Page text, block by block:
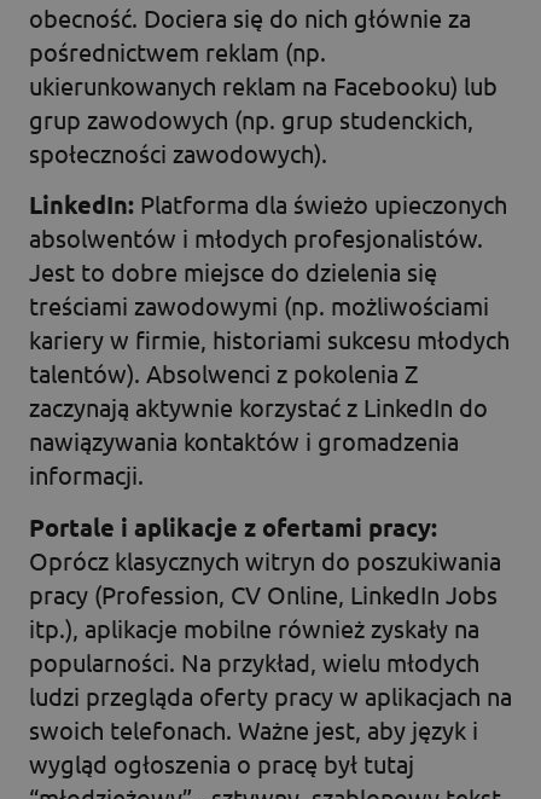
obecność. Dociera się do nich głównie za
pośrednictwem reklam (np.
ukierunkowanych reklam na Facebooku) lub
grup zawodowych (np. grup studenckich,
społeczności zawodowych).
LinkedIn: Platforma dla świeżo upieczonych
absolwentów i młodych profesjonalistów.
Jest to dobre miejsce do dzielenia się
treściami zawodowymi (np. możliwościami
kariery w firmie, historiami sukcesu młodych
talentów). Absolwenci z pokolenia Z
zaczynają aktywnie korzystać z LinkedIn do
nawiązywania kontaktów i gromadzenia
informacji.
Portale i aplikacje z ofertami pracy:
Oprócz klasycznych witryn do poszukiwania
pracy (Profession, CV Online, LinkedIn Jobs
itp.), aplikacje mobilne również zyskały na
popularności. Na przykład, wielu młodych
ludzi przegląda oferty pracy w aplikacjach na
swoich telefonach. Ważne jest, aby język i
wygląd ogłoszenia o pracę był tutaj